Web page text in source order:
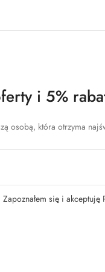
i 5%
osobą, która otrzyma
Zapoznałem się i akceptuję